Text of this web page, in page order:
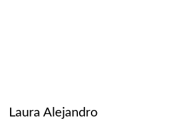
Laura Alejandro